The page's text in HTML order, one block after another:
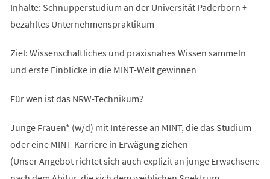
Inhalte: Schnupperstudium an der Universität Paderborn +
bezahltes Unternehmenspraktikum
Ziel: Wissenschaftliches und praxisnahes Wissen sammeln
und erste Einblicke in die MINT-Welt gewinnen
Für wen ist das NRW-Technikum?
Junge Frauen* (w/d) mit Interesse an MINT, die das Studium
oder eine MINT-Karriere in Erwägung ziehen
(Unser Angebot richtet sich auch explizit an junge Erwachsene